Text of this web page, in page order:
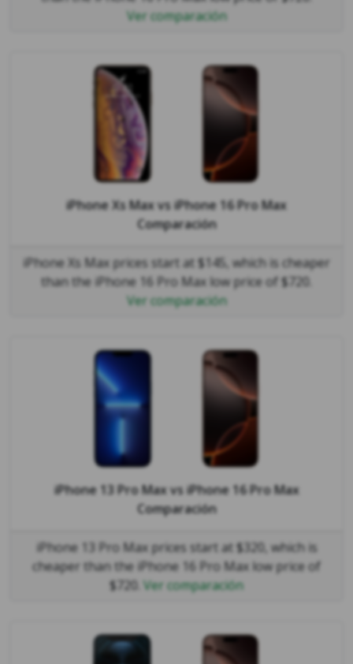
Ver comparación
iPhone Xs MaxvsiPhone 16 Pro Max
Comparación
iPhone Xs Max prices start at $145, which is cheaper
than the iPhone 16 Pro Max low price of $720.
Ver comparación
iPhone 13 Pro MaxvsiPhone 16 Pro Max
Comparación
iPhone 13 Pro Max prices start at $320, which is
cheaper than the iPhone 16 Pro Max low price of
$720. Ver comparación